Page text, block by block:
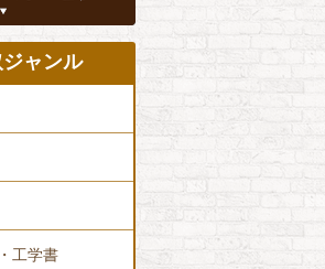
ャンル
工学書